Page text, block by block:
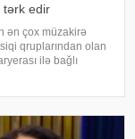
tərk edir
ən çox müzakirə
qruplarından olan
ilə bağlı
üzvlərin sentyabr